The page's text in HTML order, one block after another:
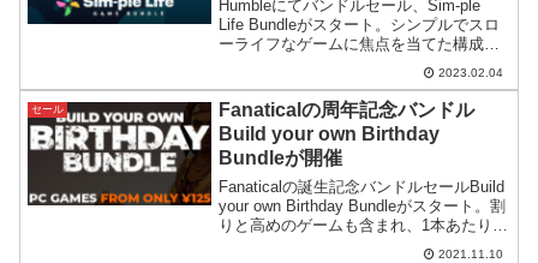
Humbleにてバンドルセール、Sim-ple
Life Bundleがスタート。シンプルでスロ
ーライフなゲームに焦点を当てた構成と
2023.02.04
セール
Fanaticalの周年記念バンドル
Build your own Birthday
Bundleが開催
Fanaticalの誕生記念バンドルセールBuild
your own Birthday Bundleがスタート。割
りと高めのゲームも含まれ、1本あたり
125円から買えるのでお買い得です。2021.11.10